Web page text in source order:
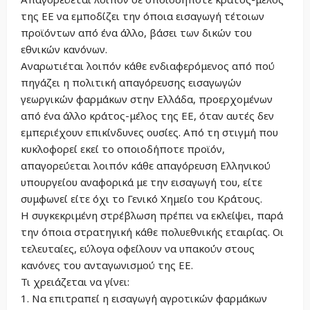
της ΕΕ να εμποδίζει την όποια εισαγωγή τέτοιων
προϊόντων από ένα άλλο, βάσει των δικών του
εθνικών κανόνων.
Αναρωτιέται λοιπόν κάθε ενδιαφερόμενος από πού
πηγάζει η πολιτική απαγόρευσης εισαγωγών
γεωργικών φαρμάκων στην Ελλάδα, προερχομένων
από ένα άλλο κράτος-μέλος της ΕΕ, όταν αυτές δεν
εμπεριέχουν επικίνδυνες ουσίες. Από τη στιγμή που
κυκλοφορεί εκεί το οποιοδήποτε προϊόν,
απαγορεύεται λοιπόν κάθε απαγόρευση Ελληνικού
υπουργείου αναφορικά με την εισαγωγή του, είτε
συμφωνεί είτε όχι το Γενικό Χημείο του Κράτους.
Η συγκεκριμένη στρέβλωση πρέπει να εκλείψει, παρά
την όποια στρατηγική κάθε πολυεθνικής εταιρίας. Οι
τελευταίες, εύλογα οφείλουν να υπακούν στους
κανόνες του ανταγωνισμού της ΕΕ.
Τι χρειάζεται να γίνει:
1. Να επιτραπεί η εισαγωγή αγροτικών φαρμάκων